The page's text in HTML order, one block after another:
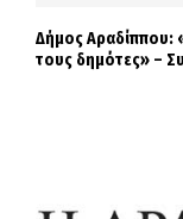
Δήμος Αραδίππου:
τους δημότες» –